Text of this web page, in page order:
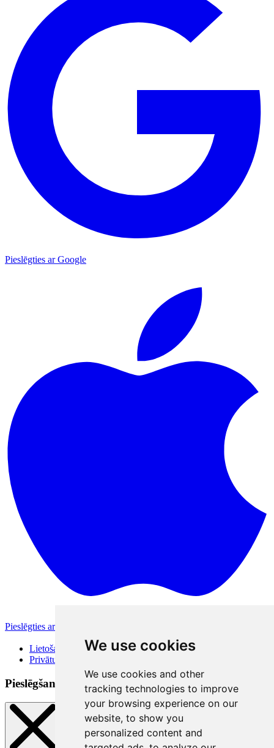
We use cookies
We use cookies and other
tracking technologies to improve
your browsing experience on our
website, to show you
personalized content and
Pieslēgties ar Google
Pieslēgties ar Apple
Lietošanas noteikumi
Privātuma politika
Pieslēgšanās veidi